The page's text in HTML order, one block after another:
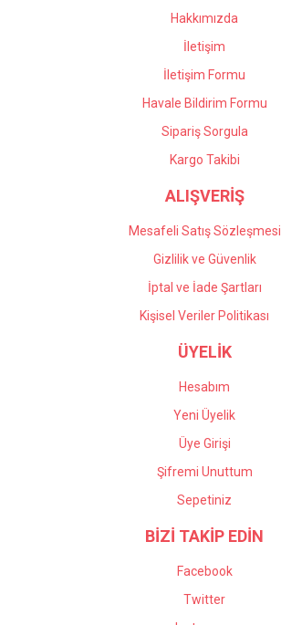
Hakkımızda
İletişim
İletişim Formu
Havale Bildirim Formu
Sipariş Sorgula
Kargo Takibi
ALIŞVERİŞ
Mesafeli Satış Sözleşmesi
Gizlilik ve Güvenlik
İptal ve İade Şartları
Kişisel Veriler Politikası
ÜYELİK
Hesabım
Yeni Üyelik
Üye Girişi
Şifremi Unuttum
Sepetiniz
BİZİ TAKİP EDİN
Facebook
Twitter